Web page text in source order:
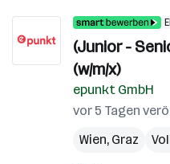
(Junior -
(w/m/x)
epunkt GmbH
vor 5 Tagen
Wien, Graz